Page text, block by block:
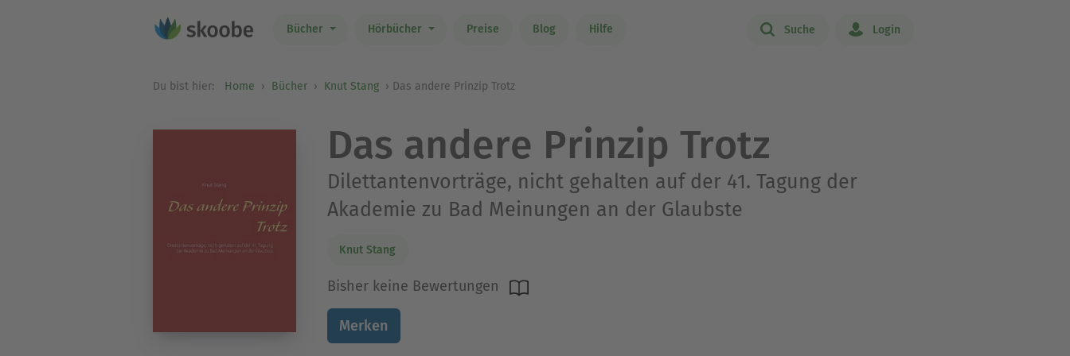
Bücher Hörbücher Preise Blog Hilfe Suche Login
Du bist hier: Home Bücher Knut Stang Das andere Prinzip Trotz
Das andere Prinzip Trotz
Dilettantenvorträge, nicht gehalten auf der 41. Tagung der
Akademie zu Bad Meinungen an der Glaubste
Knut Stang
Bisher keine Bewertungen
Merken